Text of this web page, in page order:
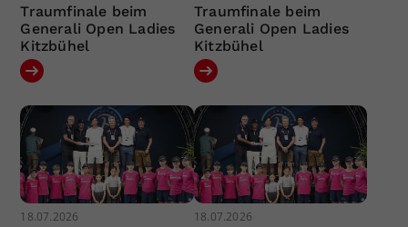
Traumfinale beim
Generali Open Ladies
Kitzbühel
Traumfinale beim
Generali Open Ladies
Kitzbühel
18.07.2026 18.07.2026